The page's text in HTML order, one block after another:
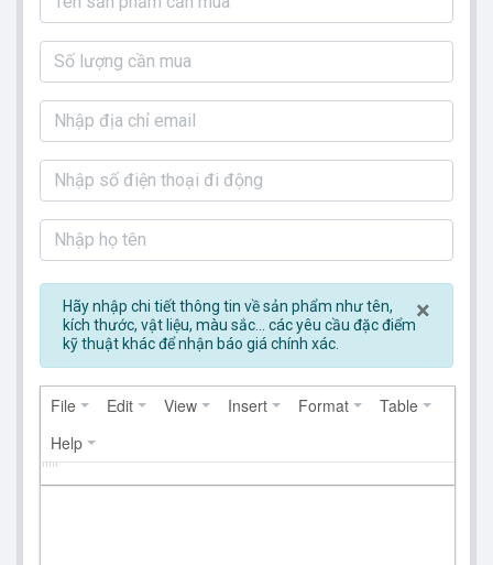
×
Hãy nhập chi tiết thông tin về sản phẩm như tên,
kích thước, vật liệu, màu sắc... các yêu cầu đặc điểm
kỹ thuật khác để nhận báo giá chính xác.
File Edit View Insert Format
Table
Help